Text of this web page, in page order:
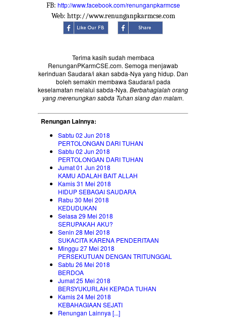
FB: http://www.facebook.com/renunganpkarmcse
Web: http://www.renunganpkarmcse.com
Terima kasih sudah membaca
RenunganPKarmCSE.com. Semoga menjawab
kerinduan Saudara/i akan sabda-Nya yang hidup. Dan
boleh semakin membawa Saudara/i pada
keselamatan melalui sabda-Nya. Berbahagialah orang
yang merenungkan sabda Tuhan siang dan malam.
Renungan Lainnya:
Sabtu 02 Jun 2018
PERTOLONGAN DARI TUHAN
Sabtu 02 Jun 2018
PERTOLONGAN DARI TUHAN
Jumat 01 Jun 2018
KAMU ADALAH BAIT ALLAH
Kamis 31 Mei 2018
HIDUP SEBAGAI SAUDARA
Rabu 30 Mei 2018
KEDUDUKAN
Selasa 29 Mei 2018
SERUPAKAH AKU?
Senin 28 Mei 2018
SUKACITA KARENA PENDERITAAN
Minggu 27 Mei 2018
PERSEKUTUAN DENGAN TRITUNGGAL
Sabtu 26 Mei 2018
BERDOA
Jumat 25 Mei 2018
BERSYUKURLAH KEPADA TUHAN
Kamis 24 Mei 2018
KEBAHAGIAAN SEJATI
Renungan Lainnya [...]